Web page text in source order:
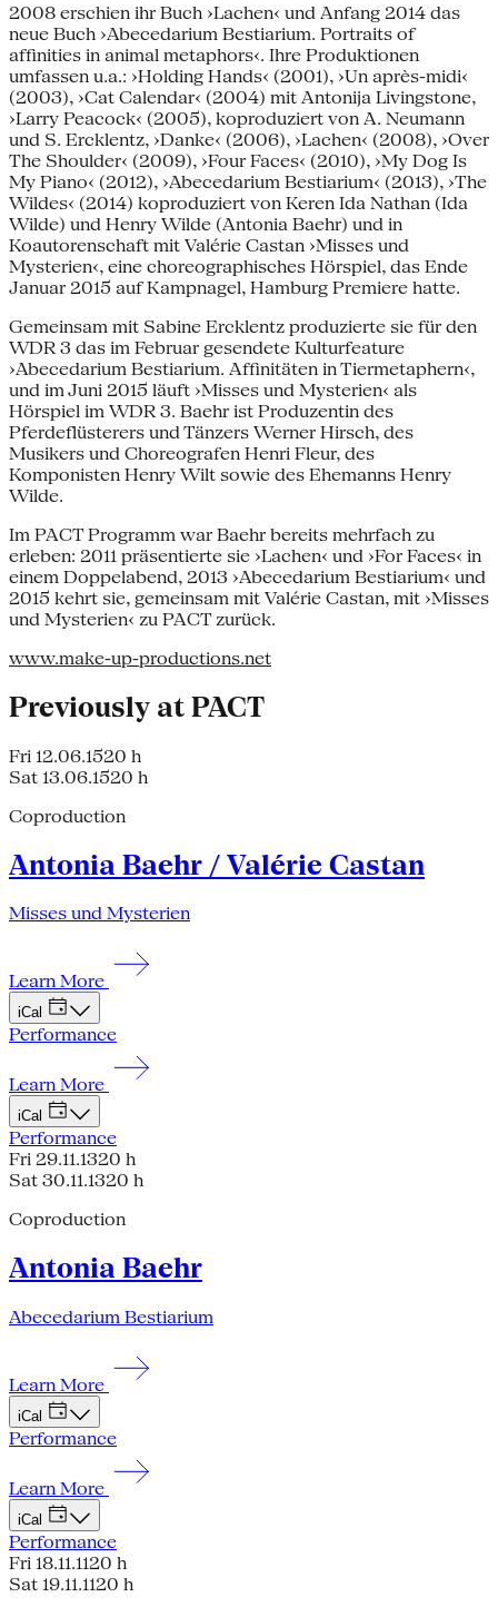
2008 erschien ihr Buch ›Lachen‹ und Anfang 2014 das
neue Buch ›Abecedarium Bestiarium. Portraits of
affinities in animal metaphors‹. Ihre Produktionen
umfassen u.a.: ›Holding Hands‹ (2001), ›Un après-midi‹
(2003), ›Cat Calendar‹ (2004) mit Antonija Livingstone,
›Larry Peacock‹ (2005), koproduziert von A. Neumann
und S. Ercklentz, ›Danke‹ (2006), ›Lachen‹ (2008), ›Over
The Shoulder‹ (2009), ›Four Faces‹ (2010), ›My Dog Is
My Piano‹ (2012), ›Abecedarium Bestiarium‹ (2013), ›The
Wildes‹ (2014) koproduziert von Keren Ida Nathan (Ida
Wilde) und Henry Wilde (Antonia Baehr) und in
Koautorenschaft mit Valérie Castan ›Misses und
Mysterien‹, eine choreographisches Hörspiel, das Ende
Januar 2015 auf Kampnagel, Hamburg Premiere hatte.
Gemeinsam mit Sabine Ercklentz produzierte sie für den
WDR 3 das im Februar gesendete Kulturfeature
›Abecedarium Bestiarium. Affinitäten in Tiermetaphern‹,
und im Juni 2015 läuft ›Misses und Mysterien‹ als
Hörspiel im WDR 3. Baehr ist Produzentin des
Pferdeflüsterers und Tänzers Werner Hirsch, des
Musikers und Choreografen Henri Fleur, des
Komponisten Henry Wilt sowie des Ehemanns Henry
Wilde.
Im PACT Programm war Baehr bereits mehrfach zu
erleben: 2011 präsentierte sie ›Lachen‹ und ›For Faces‹ in
einem Doppelabend, 2013 ›Abecedarium Bestiarium‹ und
2015 kehrt sie, gemeinsam mit Valérie Castan, mit ›Misses
und Mysterien‹ zu PACT zurück.
www.make-up-productions.net
Previously at PACT
Fri 12.06.1520 h
Sat 13.06.1520 h
Coproduction
Antonia Baehr / Valérie Castan
Misses und Mysterien
Learn More
iCal
Performance
Learn More
iCal
Performance
Fri 29.11.1320 h
Sat 30.11.1320 h
Coproduction
Antonia Baehr
Abecedarium Bestiarium
Learn More
iCal
Performance
Learn More
iCal
Performance
Fri 18.11.1120 h
Sat 19.11.1120 h